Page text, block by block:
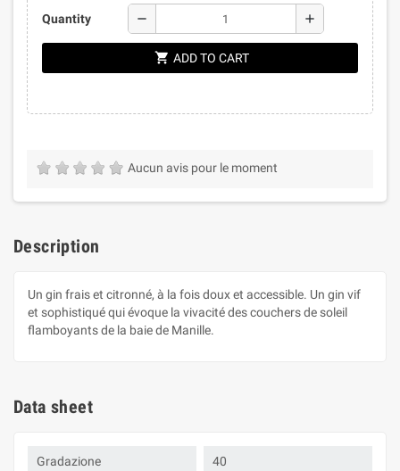
Quantity remove add
shopping_cart ADD TO CART
Aucun avis pour le moment
Description
Un gin frais et citronné, à la fois doux et accessible. Un gin vif
et sophistiqué qui évoque la vivacité des couchers de soleil
flamboyants de la baie de Manille.
Data sheet
Gradazione 40